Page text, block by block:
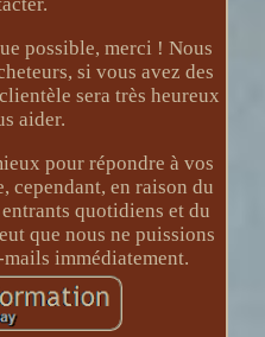
possible, merci ! Nous
si vous avez des
sera très heureux
aider.
pour répondre à vos
cependant, en raison du
quotidiens et du
que nous ne puissions
immédiatement.